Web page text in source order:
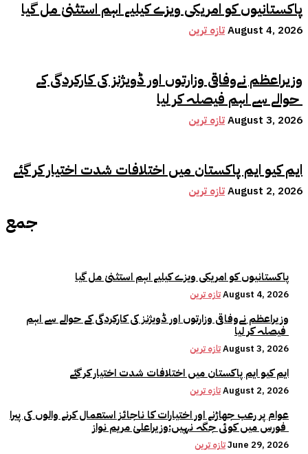
پاکستانیوں کو امریکی ویزے کیلیے اہم استثنیٰ مل گیا
تازہ ترینAugust 4, 2026
وزیراعظم نےوفاقی وزارتوں اور ڈویژنز کی کارکردگی کے
حوالے سے اہم فیصلہ کر لیا
تازہ ترینAugust 3, 2026
ایم کیو ایم پاکستان میں اختلافات شدت اختیار کر گئے
تازہ ترینAugust 2, 2026
جمع
پاکستانیوں کو امریکی ویزے کیلیے اہم استثنیٰ مل گیا
تازہ ترینAugust 4, 2026
وزیراعظم نےوفاقی وزارتوں اور ڈویژنز کی کارکردگی کے حوالے سے اہم
فیصلہ کر لیا
تازہ ترینAugust 3, 2026
ایم کیو ایم پاکستان میں اختلافات شدت اختیار کر گئے
تازہ ترینAugust 2, 2026
عوام پر رعب جھاڑنے اور اختیارات کا ناجائز استعمال کرنے والوں کی پیرا
فورس میں کوئی جگہ نہیں:وزیراعلیٰ مریم نواز
تازہ ترینJune 29, 2026